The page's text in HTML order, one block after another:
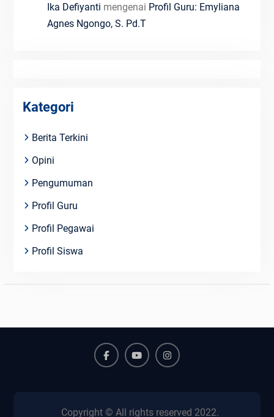
Ika Defiyanti mengenai Profil Guru: Emyliana
Agnes Ngongo, S. Pd.T
Kategori
Berita Terkini
Opini
Pengumuman
Profil Guru
Profil Pegawai
Profil Siswa
Copyright © All rights reserved 2022.